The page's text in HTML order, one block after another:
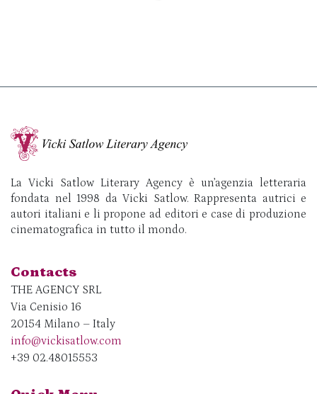
La Vicki Satlow Literary Agency è un’agenzia letteraria
fondata nel 1998 da Vicki Satlow. Rappresenta autrici e
autori italiani e li propone ad editori e case di produzione
cinematografica in tutto il mondo.
Contacts
THE AGENCY SRL
Via Cenisio 16
20154 Milano – Italy
info@vickisatlow.com
+39 02.48015553